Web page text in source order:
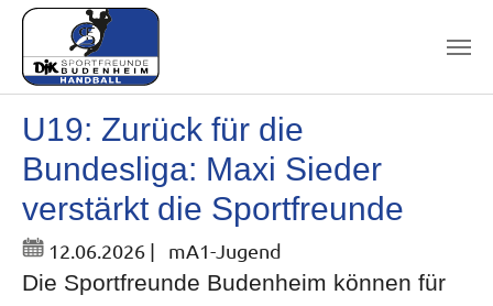
U19: Zurück für die
Bundesliga: Maxi Sieder
verstärkt die Sportfreunde
12.06.2026 | mA1-Jugend
Die Sportfreunde Budenheim können für